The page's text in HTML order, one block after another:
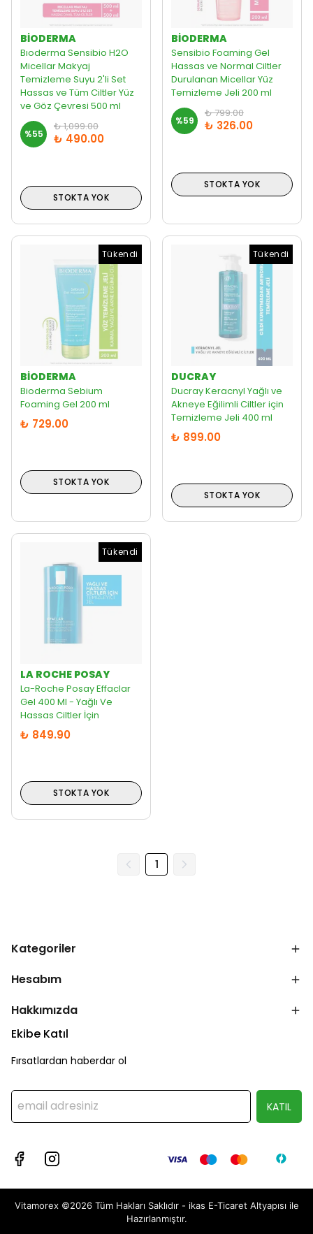
BIODERMA
Bıoderma Sensibio H2O
Micellar Makyaj
Temizleme Suyu 2'li Set
Hassas ve Tüm Ciltler Yüz
ve Göz Çevresi 500 ml
%55
₺ 1,099.00
₺ 490.00
STOKTA YOK
BIODERMA
Sensibio Foaming Gel
Hassas ve Normal Ciltler
Durulanan Micellar Yüz
Temizleme Jeli 200 ml
%59
₺ 799.00
₺ 326.00
STOKTA YOK
Tükendi
BIODERMA
Bioderma Sebium
Foaming Gel 200 ml
₺ 729.00
STOKTA YOK
Tükendi
DUCRAY
Ducray Keracnyl Yağlı ve
Akneye Eğilimli Ciltler için
Temizleme Jeli 400 ml
₺ 899.00
STOKTA YOK
Tükendi
LA ROCHE POSAY
La-Roche Posay Effaclar
Gel 400 Ml - Yağlı Ve
Hassas Ciltler İçin
₺ 849.90
STOKTA YOK
1
Kategoriler
Hesabım
Hakkımızda
Ekibe Katıl
Fırsatlardan haberdar ol
KATIL
Vitamorex ©2026 Tüm Hakları Saklıdır - ikas E-Ticaret Altyapısı ile
Hazırlanmıştır.